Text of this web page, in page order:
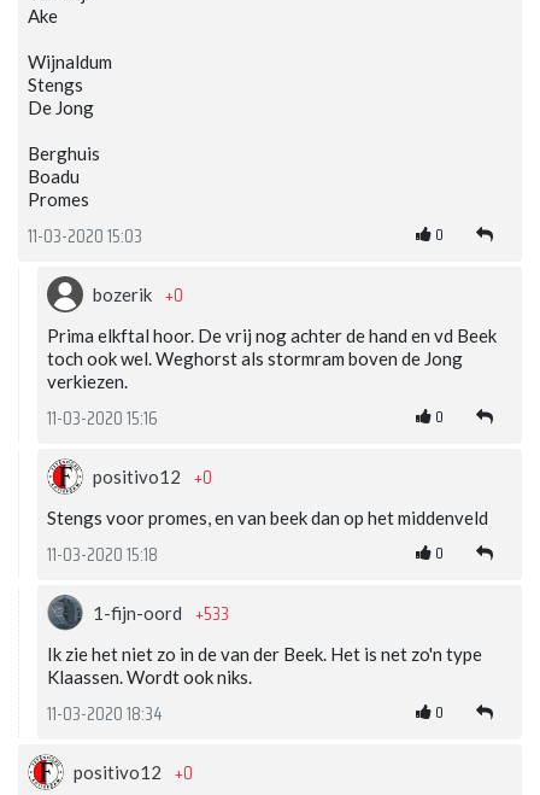
Ake
Wijnaldum
Stengs
De Jong
Berghuis
Boadu
Promes
11-03-2020 15:03 0
bozerik +0
Prima elkftal hoor. De vrij nog achter de hand en vd Beek
toch ook wel. Weghorst als stormram boven de Jong
verkiezen.
11-03-2020 15:16 0
positivo12 +0
Stengs voor promes, en van beek dan op het middenveld
11-03-2020 15:18 0
1-fijn-oord +533
Ik zie het niet zo in de van der Beek. Het is net zo'n type
Klaassen. Wordt ook niks.
11-03-2020 18:34 0
positivo12 +0